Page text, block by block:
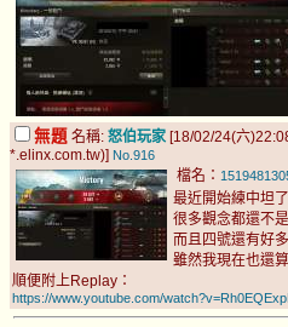
無題 名稱: 怒伯玩家 [18/02/24(六
*.elinx.com.tw)] No.916
檔名：
最近開始練中坦了
很多觀念都還不
而且四號還有好
雖然我現在也還
順便附上Replay：
https://www.youtube.com/